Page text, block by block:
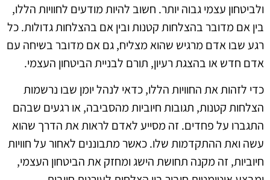
ולביטחון עצמי גבוה יותר. חשוב להיות מודעים לחוויות הללו,
בין אם מדובר בהצלחות קטנות ובין אם בהצלחות גדולות. כל
רגע שבו אדם מרגיש שהוא מצליח, גם אם מדובר בשיחה עם
אדם חדש או בהצגת רעיון, תורם לבניית הביטחון העצמי.
כדי לזהות את החוויות הללו, כדאי לנהל יומן שבו נרשמות
הצלחות קטנות, תגובות חיוביות מהסביבה, או רגעים שבהם
התגברו על פחדים. זה מסייע לאדם לראות את הדרך שהוא
עשה ואת ההתקדמות שלו. כאשר מתבוננים לאחור על חוויות
חיוביות, זה מקנה תחושת הישג ומחזק את הביטחון העצמי,